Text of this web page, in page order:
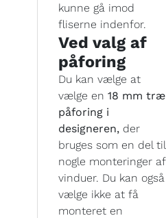
kunne gå imod
fliserne indenfor.
Ved valg af
påforing
Du kan vælge at
vælge en 18 mm træ
påforing i
designeren, der
bruges som en del til
nogle monteringer af
vinduer. Du kan også
vælge ikke at få
monteret en